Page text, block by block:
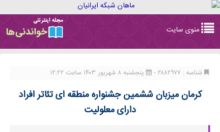
navigation
منوی سایت
شناسه : ۲۸۸۲۹۷۷ - پنجشنبه ۸ شهریور ۱۴۰۳ ساعت ۱۲:۲۲
کرمان میزبان ششمین جشنواره منطقه ای تئاتر افراد
دارای معلولیت